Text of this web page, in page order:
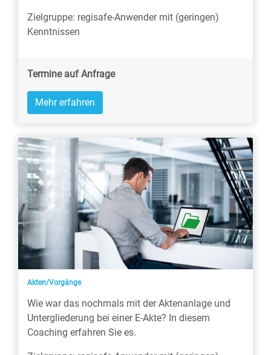
Zielgruppe: regisafe-Anwender mit (geringen)
Kenntnissen
Termine auf Anfrage
Mehr erfahren
Akten/Vorgänge
Wie war das nochmals mit der Aktenanlage und
Untergliederung bei einer E-Akte? In diesem
Coaching erfahren Sie es.